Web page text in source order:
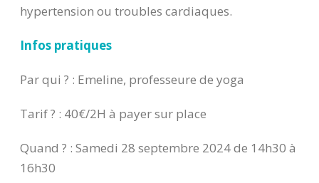
hypertension ou troubles cardiaques.
Infos pratiques
Par qui ? : Emeline, professeure de yoga
Tarif ? : 40€/2H à payer sur place
Quand ? : Samedi 28 septembre 2024 de 14h30 à
16h30